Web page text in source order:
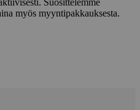
Suosittelemme
myös myyntipakkauksesta.